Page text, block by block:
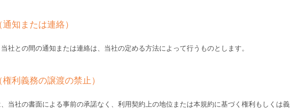
知または連絡）
社との間の通知または連絡は、当社の定める方法によって行うものとします。
利義務の譲渡の禁止）
当社の書面による事前の承諾なく、利用契約上の地位または本規約に基づく権利もしくは義